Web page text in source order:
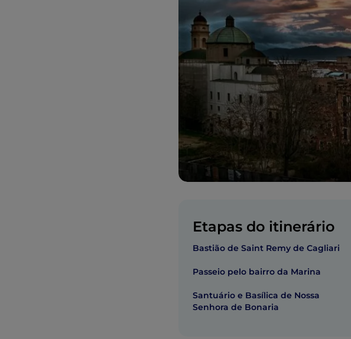
Etapas do itinerário
Bastião de Saint Remy de Cagliari
Passeio pelo bairro da Marina
Santuário e Basílica de Nossa
Senhora de Bonaria